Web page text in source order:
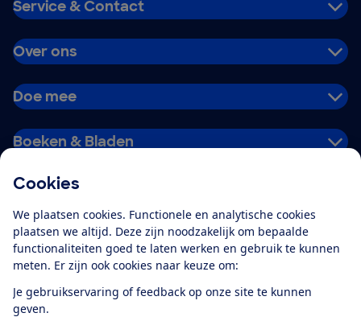
Cookies
We plaatsen cookies. Functionele en analytische cookies
plaatsen we altijd. Deze zijn noodzakelijk om bepaalde
functionaliteiten goed te laten werken en gebruik te kunnen
meten. Er zijn ook cookies naar keuze om:
Je gebruikservaring of feedback op onze site te kunnen
geven.
Service & Contact
Over ons
Doe mee
Boeken & Bladen
Alles over de
app